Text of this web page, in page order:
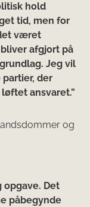
hold
tid, men for
været
afgjort på
Jeg vil
der
ansvaret.”
og
opgave. Det
påbegynde